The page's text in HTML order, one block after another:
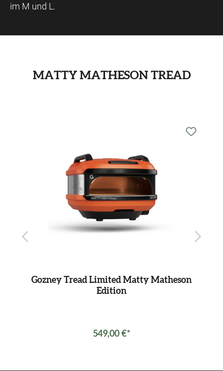
im M und L.
MATTY MATHESON TREAD
Gozney Tread Limited Matty Matheson
Edition
549,00 €*